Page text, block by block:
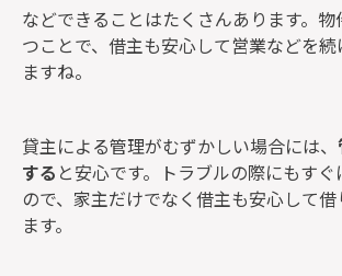
などできることはたくさんあります。
つことで、借主も安心して営業などを
ますね。
貸主による管理がむずかしい場合には、
する と安心です。トラブルの際にもす
ので、家主だけでなく借主も安心して
ます。